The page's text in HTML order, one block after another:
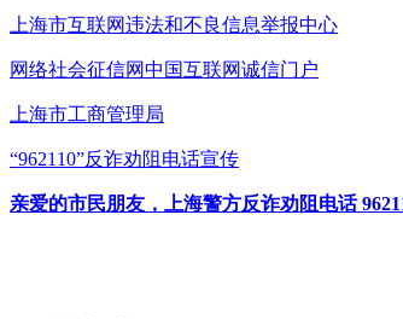
上海市互联网违法和不良信息举报中心
网络社会征信网中国互联网诚信门户
上海市工商管理局
“962110”反诈劝阻电话宣传
亲爱的市民朋友，上海警方反诈劝阻电话